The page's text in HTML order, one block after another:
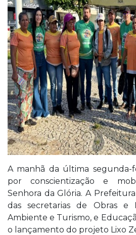
A manhã da última segunda-
por conscientização e
Senhora da Glória. A
das secretarias de Obras e
Ambiente e Turismo, e
o lançamento do projeto Lixo